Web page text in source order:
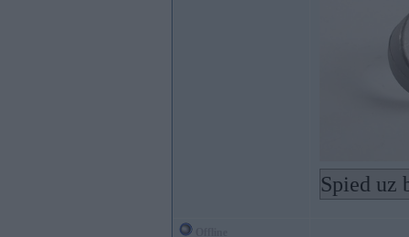
Spied uz